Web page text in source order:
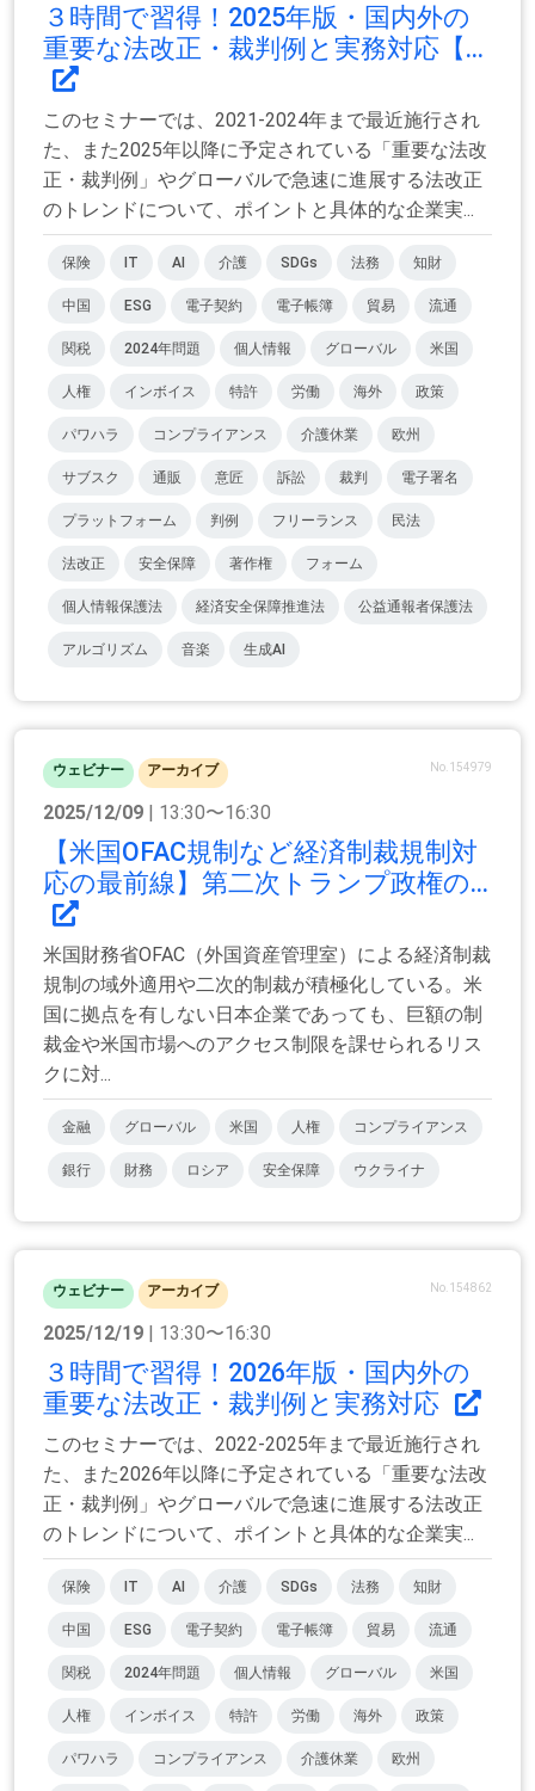
３時間で習得！2025年版・国内外の
重要な法改正・裁判例と実務対応【...
このセミナーでは、2021-2024年まで最近施行され
た、また2025年以降に予定されている「重要な法改
正・裁判例」やグローバルで急速に進展する法改正
のトレンドについて、ポイントと具体的な企業実...
保険 IT AI 介護 SDGs 法務 知財
中国 ESG 電子契約 電子帳簿 貿易 流通
関税 2024年問題 個人情報 グローバル 米国
人権 インボイス 特許 労働 海外 政策
パワハラ コンプライアンス 介護休業 欧州
サブスク 通販 意匠 訴訟 裁判 電子署名
プラットフォーム 判例 フリーランス 民法
法改正 安全保障 著作権 フォーム
個人情報保護法 経済安全保障推進法 公益通報者保護法
アルゴリズム 音楽 生成AI
ウェビナー アーカイブ No.154979
2025/12/09 | 13:30〜16:30
【米国OFAC規制など経済制裁規制対
応の最前線】第二次トランプ政権の...
米国財務省OFAC（外国資産管理室）による経済制裁
規制の域外適用や二次的制裁が積極化している。米
国に拠点を有しない日本企業であっても、巨額の制
裁金や米国市場へのアクセス制限を課せられるリス
クに対...
金融 グローバル 米国 人権 コンプライアンス
銀行 財務 ロシア 安全保障 ウクライナ
ウェビナー アーカイブ No.154862
2025/12/19 | 13:30〜16:30
３時間で習得！2026年版・国内外の
重要な法改正・裁判例と実務対応
このセミナーでは、2022-2025年まで最近施行され
た、また2026年以降に予定されている「重要な法改
正・裁判例」やグローバルで急速に進展する法改正
のトレンドについて、ポイントと具体的な企業実...
保険 IT AI 介護 SDGs 法務 知財
中国 ESG 電子契約 電子帳簿 貿易 流通
関税 2024年問題 個人情報 グローバル 米国
人権 インボイス 特許 労働 海外 政策
パワハラ コンプライアンス 介護休業 欧州